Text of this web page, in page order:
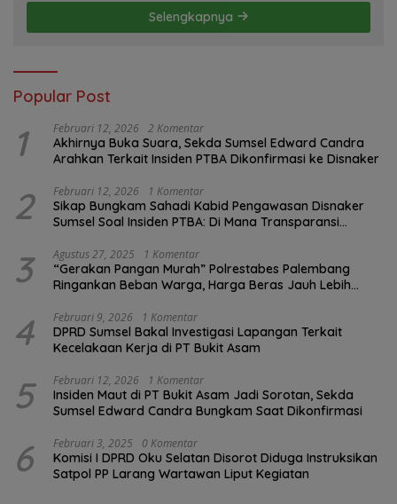
Selengkapnya
Popular Post
1 Februari 12, 2026 2 Komentar
Akhirnya Buka Suara, Sekda Sumsel Edward Candra
Arahkan Terkait Insiden PTBA Dikonfirmasi ke Disnaker
2 Februari 12, 2026 1 Komentar
Sikap Bungkam Sahadi Kabid Pengawasan Disnaker
Sumsel Soal Insiden PTBA: Di Mana Transparansi
3 Agustus 27, 2025 1 Komentar
“Gerakan Pangan Murah” Polrestabes Palembang
Ringankan Beban Warga, Harga Beras Jauh Lebih
4 Februari 9, 2026 1 Komentar
DPRD Sumsel Bakal Investigasi Lapangan Terkait
Kecelakaan Kerja di PT Bukit Asam
5 Februari 12, 2026 1 Komentar
Insiden Maut di PT Bukit Asam Jadi Sorotan, Sekda
Sumsel Edward Candra Bungkam Saat Dikonfirmasi
6 Februari 3, 2025 0 Komentar
Komisi I DPRD Oku Selatan Disorot Diduga Instruksikan
Satpol PP Larang Wartawan Liput Kegiatan